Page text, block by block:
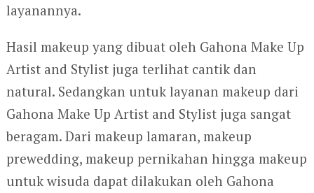
layanannya.
Hasil makeup yang dibuat oleh Gahona Make Up
Artist and Stylist juga terlihat cantik dan
natural. Sedangkan untuk layanan makeup dari
Gahona Make Up Artist and Stylist juga sangat
beragam. Dari makeup lamaran, makeup
prewedding, makeup pernikahan hingga makeup
untuk wisuda dapat dilakukan oleh Gahona